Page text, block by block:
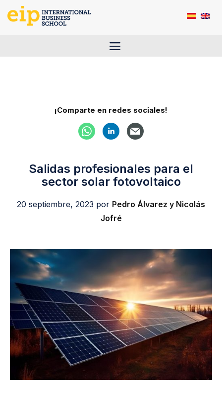
Saltar
Menú
¡Comparte en redes sociales!
Salidas profesionales para el
sector solar fotovoltaico
20 septiembre, 2023 por Pedro Álvarez y Nicolás
Jofré